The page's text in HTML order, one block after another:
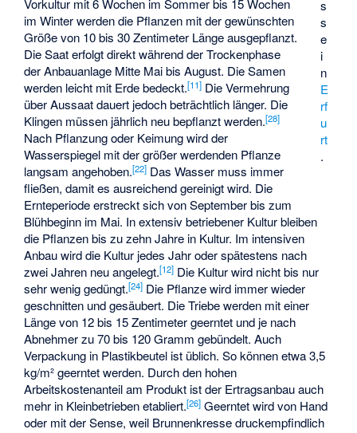
s
s
e
i
n
E
rf
u
rt
.
Vorkultur mit 6 Wochen im Sommer bis 15 Wochen
im Winter werden die Pflanzen mit der gewünschten
Größe von 10 bis 30 Zentimeter Länge ausgepflanzt.
Die Saat erfolgt direkt während der Trockenphase
der Anbauanlage Mitte Mai bis August. Die Samen
werden leicht mit Erde bedeckt.[11] Die Vermehrung
über Aussaat dauert jedoch beträchtlich länger. Die
Klingen müssen jährlich neu bepflanzt werden.[28]
Nach Pflanzung oder Keimung wird der
Wasserspiegel mit der größer werdenden Pflanze
langsam angehoben.[22] Das Wasser muss immer
fließen, damit es ausreichend gereinigt wird. Die
Ernteperiode erstreckt sich von September bis zum
Blühbeginn im Mai. In extensiv betriebener Kultur bleiben
die Pflanzen bis zu zehn Jahre in Kultur. Im intensiven
Anbau wird die Kultur jedes Jahr oder spätestens nach
zwei Jahren neu angelegt.[12] Die Kultur wird nicht bis nur
sehr wenig gedüngt.[24] Die Pflanze wird immer wieder
geschnitten und gesäubert. Die Triebe werden mit einer
Länge von 12 bis 15 Zentimeter geerntet und je nach
Abnehmer zu 70 bis 120 Gramm gebündelt. Auch
Verpackung in Plastikbeutel ist üblich. So können etwa 3,5
kg/m² geerntet werden. Durch den hohen
Arbeitskostenanteil am Produkt ist der Ertragsanbau auch
mehr in Kleinbetrieben etabliert.[26] Geerntet wird von Hand
oder mit der Sense, weil Brunnenkresse druckempfindlich